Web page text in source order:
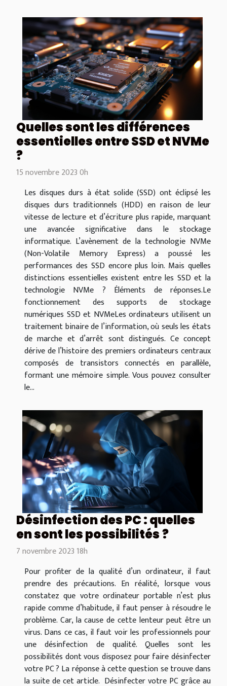
Quelles sont les différences
essentielles entre SSD et NVMe
?
15 novembre 2023 0h
Les disques durs à état solide (SSD) ont éclipsé les
disques durs traditionnels (HDD) en raison de leur
vitesse de lecture et d’écriture plus rapide, marquant
une avancée significative dans le stockage
informatique. L’avènement de la technologie NVMe
(Non-Volatile Memory Express) a poussé les
performances des SSD encore plus loin. Mais quelles
distinctions essentielles existent entre les SSD et la
technologie NVMe ? Éléments de réponses.Le
fonctionnement des supports de stockage
numériques SSD et NVMeLes ordinateurs utilisent un
traitement binaire de l’information, où seuls les états
de marche et d’arrêt sont distingués. Ce concept
dérive de l’histoire des premiers ordinateurs centraux
composés de transistors connectés en parallèle,
formant une mémoire simple. Vous pouvez consulter
le...
Désinfection des PC : quelles
en sont les possibilités ?
7 novembre 2023 18h
Pour profiter de la qualité d’un ordinateur, il faut
prendre des précautions. En réalité, lorsque vous
constatez que votre ordinateur portable n’est plus
rapide comme d’habitude, il faut penser à résoudre le
problème. Car, la cause de cette lenteur peut être un
virus. Dans ce cas, il faut voir les professionnels pour
une désinfection de qualité. Quelles sont les
possibilités dont vous disposez pour faire désinfecter
votre PC ? La réponse à cette question se trouve dans
la suite de cet article. Désinfecter votre PC grâce au